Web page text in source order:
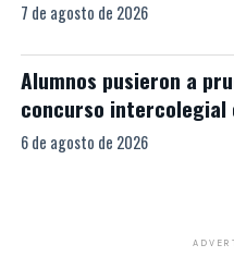
7 de agosto de 2026
Alumnos pusieron a
concurso intercolegial
6 de agosto de 2026